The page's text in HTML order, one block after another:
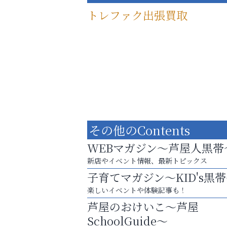
トレファク出張買取
査定のプロが心を込めて出張査定
ご不要品の売却はトレファク出張買取へ
南芦屋浜皮膚科クリニック
その他のContents
WEBマガジン～芦屋人黒帯
新店やイベント情報、最新トピックス
子育てマガジン～KID's黒
楽しいイベントや体験記事も！
芦屋のおけいこ～芦屋
SchoolGuide～